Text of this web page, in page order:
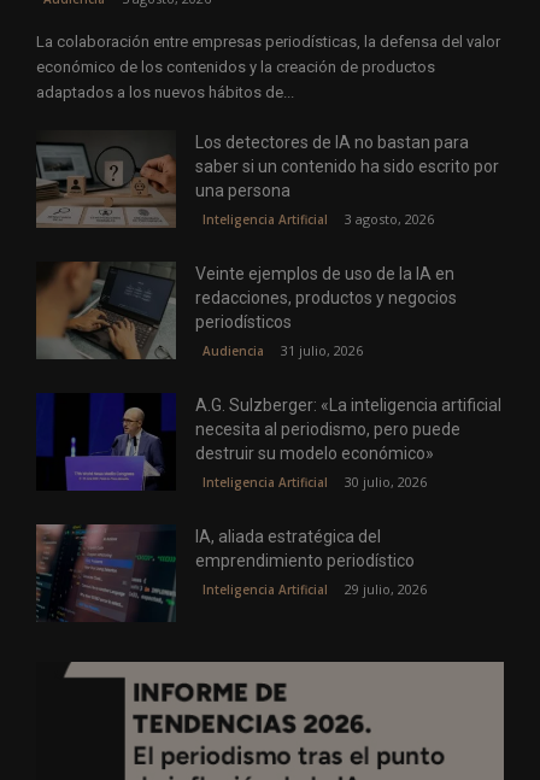
La colaboración entre empresas periodísticas, la defensa del valor
económico de los contenidos y la creación de productos
adaptados a los nuevos hábitos de...
Los detectores de IA no bastan para
saber si un contenido ha sido escrito por
una persona
Inteligencia Artificial 3 agosto, 2026
Veinte ejemplos de uso de la IA en
redacciones, productos y negocios
periodísticos
Audiencia 31 julio, 2026
A.G. Sulzberger: «La inteligencia artificial
necesita al periodismo, pero puede
destruir su modelo económico»
Inteligencia Artificial 30 julio, 2026
IA, aliada estratégica del
emprendimiento periodístico
Inteligencia Artificial 29 julio, 2026